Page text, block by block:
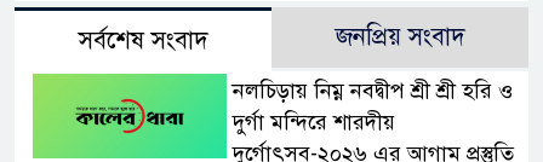
সর্বশেষ সংবাদ জনপ্রিয় সংবাদ
নলচিড়ায় নিম্ন নবদ্বীপ শ্রী শ্রী হরি ও
দুর্গা মন্দিরে শারদীয়
দুর্গোৎসব-২০২৬ এর আগাম প্রস্তুতি